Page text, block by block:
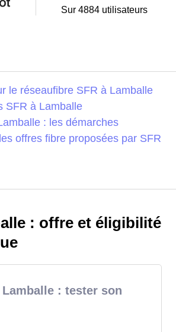
Sur 4884 utilisateurs
le réseaufibre SFR à Lamballe
SFR à Lamballe
: les démarches
offres fibre proposées par SFR
: offre et éligibilité
Lamballe : tester son